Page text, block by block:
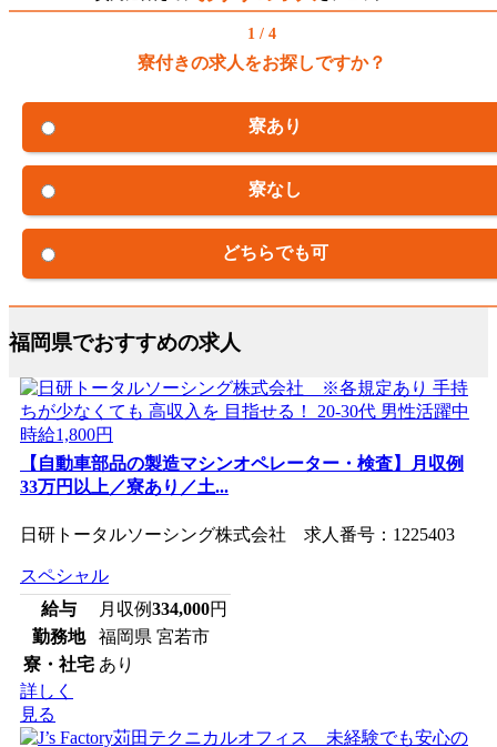
1 / 4
寮付きの求人をお探しですか？
寮あり
寮なし
どちらでも可
福岡県でおすすめの求人
【自動車部品の製造マシンオペレーター・検査】月収例
33万円以上／寮あり／土...
日研トータルソーシング株式会社 求人番号：1225403
スペシャル
給与
月収例334,000円
勤務地
福岡県 宮若市
寮・社宅 あり
詳しく
見る